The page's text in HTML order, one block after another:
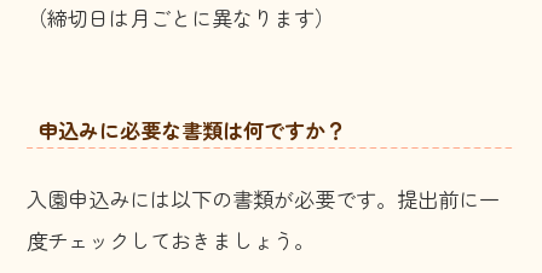
（締切日は月ごとに異なります）
申込みに必要な書類は何ですか？
入園申込みには以下の書類が必要です。提出前に一
度チェックしておきましょう。